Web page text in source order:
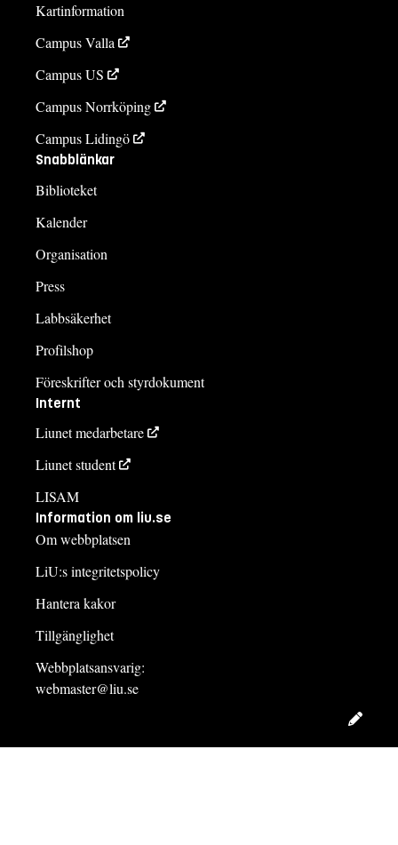
Kartinformation
Campus Valla
Campus US
Campus Norrköping
Campus Lidingö
Snabblänkar
Biblioteket
Kalender
Organisation
Press
Labbsäkerhet
Profilshop
Föreskrifter och styrdokument
Internt
Liunet medarbetare
Liunet student
LISAM
Information om liu.se
Om webbplatsen
LiU:s integritetspolicy
Hantera kakor
Tillgänglighet
Webbplatsansvarig:
webmaster@liu.se